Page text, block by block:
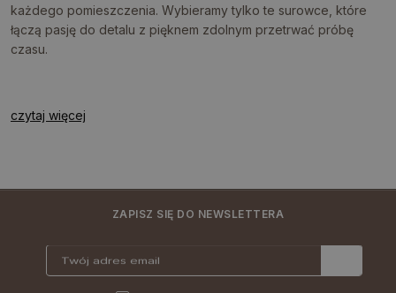
każdego pomieszczenia. Wybieramy tylko te surowce, które
łączą pasję do detalu z pięknem zdolnym przetrwać próbę
czasu.
czytaj więcej
ZAPISZ SIĘ DO NEWSLETTERA